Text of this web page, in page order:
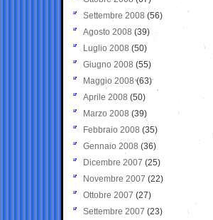
Settembre 2008 (56)
Agosto 2008 (39)
Luglio 2008 (50)
Giugno 2008 (55)
Maggio 2008(63)
Aprile 2008 (50)
Marzo 2008 (39)
Febbraio 2008 (35)
Gennaio 2008 (36)
Dicembre 2007 (25)
Novembre 2007 (22)
Ottobre 2007 (27)
Settembre 2007 (23)